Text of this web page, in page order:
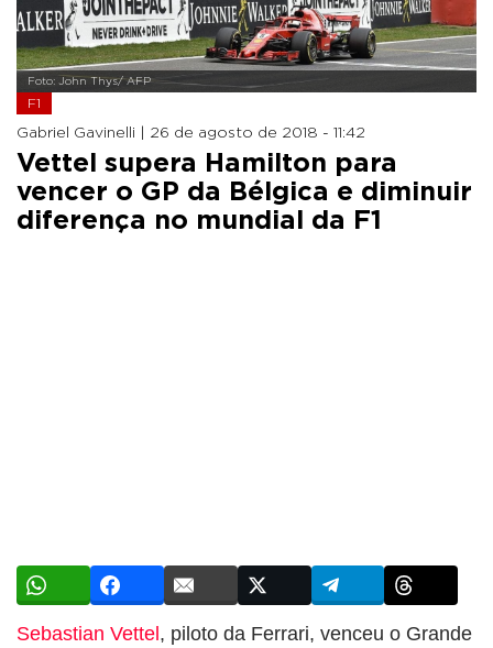
Foto: John Thys/ AFP
F1
Gabriel Gavinelli | 26 de agosto de 2018 - 11:42
Vettel supera Hamilton para
vencer o GP da Bélgica e diminuir
diferença no mundial da F1
Sebastian Vettel, piloto da Ferrari, venceu o Grande